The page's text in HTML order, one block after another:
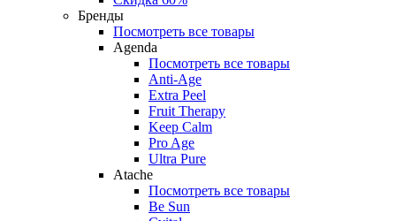
Бренды
Посмотреть все товары
Agenda
Посмотреть все товары
Anti‑Age
Extra Peel
Fruit Therapy
Keep Calm
Pro Age
Ultra Pure
Atache
Посмотреть все товары
Be Sun